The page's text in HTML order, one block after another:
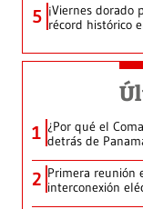
5 ¡Viernes dorado
récord histórico
1 ¿Por qué el
detrás de
2 Primera reunión
interconexión